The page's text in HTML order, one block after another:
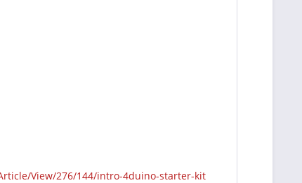
View/276/144/intro-4duino-starter-kit